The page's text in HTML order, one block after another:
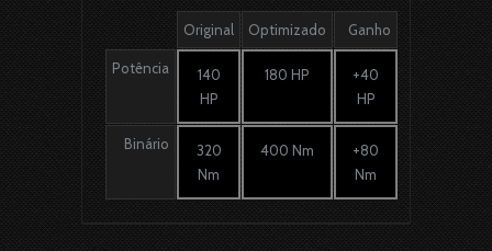
Original Optimizado Ganho
Potência
140
HP
180 HP
+40
HP
Binário
320
Nm
400 Nm
+80
Nm